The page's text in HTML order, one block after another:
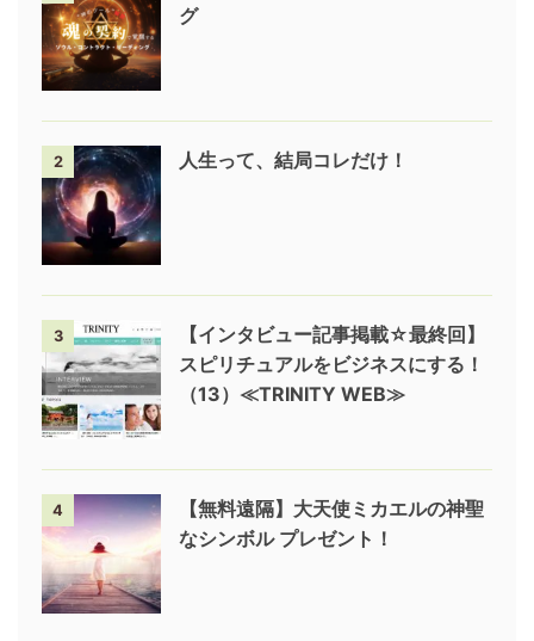
グ
2 人生って、結局コレだけ！
3
【インタビュー記事掲載☆最終回】
スピリチュアルをビジネスにする！
（13）≪TRINITY WEB≫
4
【無料遠隔】大天使ミカエルの神聖
なシンボル プレゼント！